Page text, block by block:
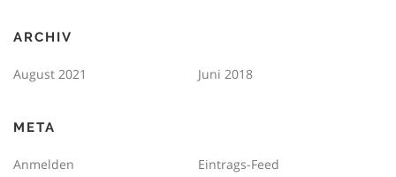
ARCHIV
August 2021 Juni 2018
META
Anmelden
Eintrags-Feed